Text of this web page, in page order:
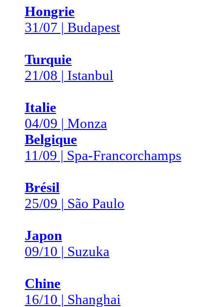
Hongrie
31/07 | Budapest
Turquie
21/08 | Istanbul
Italie
04/09 | Monza
Belgique
11/09 | Spa-Francorchamps
Brésil
25/09 | São Paulo
Japon
09/10 | Suzuka
Chine
16/10 | Shanghai